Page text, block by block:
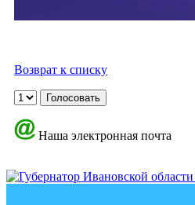
Возврат к списку
Наша электронная почта